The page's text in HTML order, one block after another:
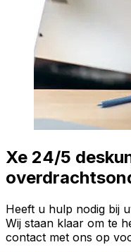
Xe 24/5
Heeft u hulp nodig bij
Wij staan klaar om te
contact met ons op